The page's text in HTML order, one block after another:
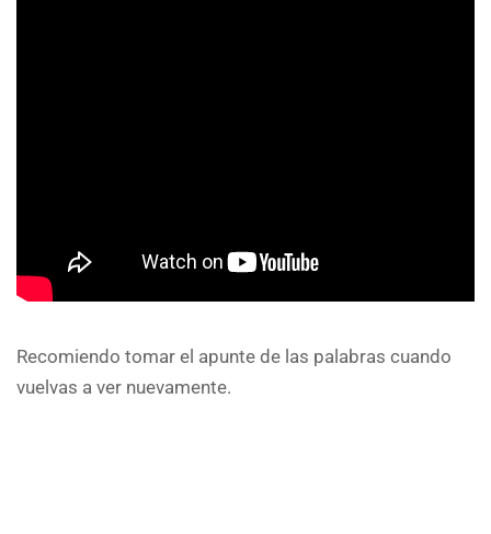
Recomiendo tomar el apunte de las palabras cuando
vuelvas a ver nuevamente.